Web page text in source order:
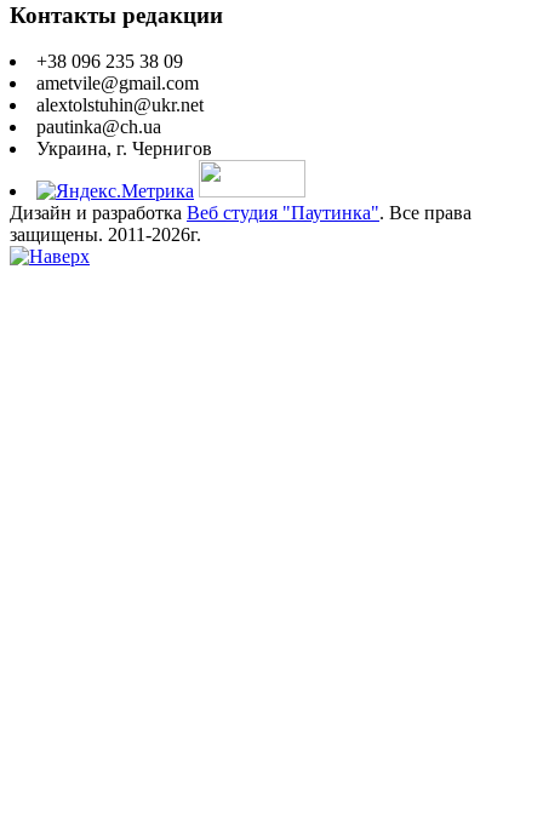
Контакты редакции
+38 096 235 38 09
ametvile@gmail.com
alextolstuhin@ukr.net
pautinka@ch.ua
Украина, г. Чернигов
Дизайн и разработка Веб студия "Паутинка". Все права
защищены. 2011-2026г.